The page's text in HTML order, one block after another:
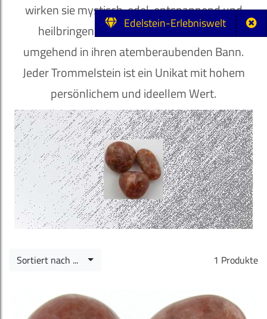
Edelstein-Erlebniswelt
wirken sie mystisch, edel, entspannend und
heilbringend und ziehen ihren Besitzer
umgehend in ihren atemberaubenden Bann.
Jeder Trommelstein ist ein Unikat mit hohem
persönlichem und ideellem Wert.
1 Produkte
Sortiert nach ...